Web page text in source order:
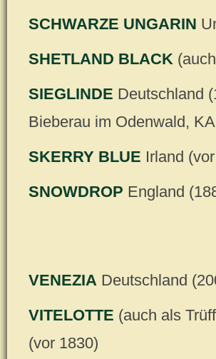
SCHWARZE UNGARIN
SHETLAND BLACK
SIEGLINDE Deutschland
Bieberau im Odenwald,
SKERRY BLUE Irland
SNOWDROP England
VENEZIA Deutschland
VITELOTTE (auch als
(vor 1830)